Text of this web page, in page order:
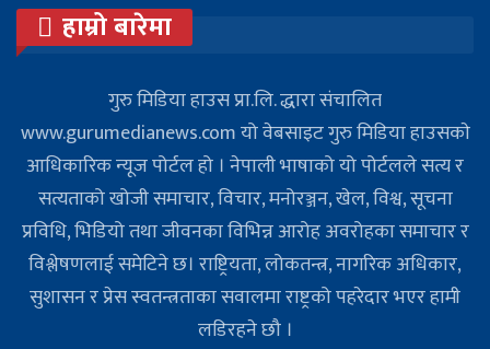
हाम्रो बारेमा
गुरु मिडिया हाउस प्रा.लि. द्धारा संचालित
www.gurumedianews.com यो वेबसाइट गुरु मिडिया हाउसकाे
आधिकारिक न्यूज पोर्टल हो । नेपाली भाषाको यो पोर्टलले सत्य र
सत्यताको खोजी समाचार, विचार, मनोरञ्जन, खेल, विश्व, सूचना
प्रविधि, भिडियो तथा जीवनका विभिन्न आरोह अवरोहका समाचार र
विश्लेषणलाई समेटिने छ। राष्ट्रियता, लोकतन्त्र, नागरिक अधिकार,
सुशासन र प्रेस स्वतन्त्रताका सवालमा राष्ट्रको पहरेदार भएर हामी
लडिरहने छौ ।